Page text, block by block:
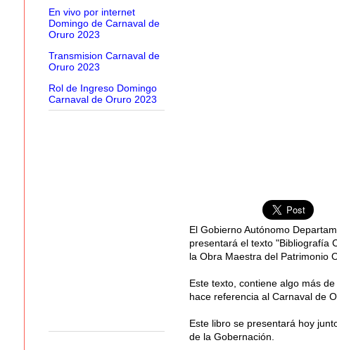
El Gobierno Autónomo
presentará el texto "Bibliografía
la Obra Maestra del Patrimonio
Este texto, contiene algo más
hace referencia al Carnaval de
Este libro se presentará hoy
de la Gobernación.
En vivo por internet
Domingo de Carnaval de
Oruro 2023
Transmision Carnaval de
Oruro 2023
Rol de Ingreso Domingo
Carnaval de Oruro 2023